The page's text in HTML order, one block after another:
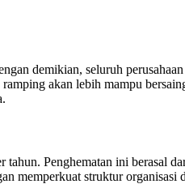
demikian, seluruh
akan lebih mampu
Penghematan ini berasal
memperkuat struktur